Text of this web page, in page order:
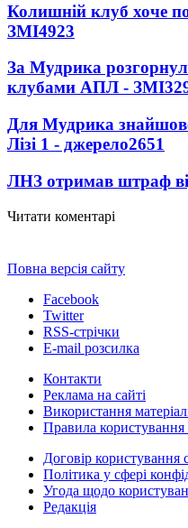
Колишній клуб хоче
ЗМІ4923
За Мудрика
клубами АПЛ - ЗМІ
Для Мудрика
Лізі 1 - джерело2651
ЛНЗ отримав штраф
Читати коментарі
Повна версія сайту
Facebook
Twitter
RSS-стрічки
E-mail розсилка
Контакти
Реклама на сайті
Використання
Правила користування
Договір користування
Політика у сфері
Угода щодо
Редакція